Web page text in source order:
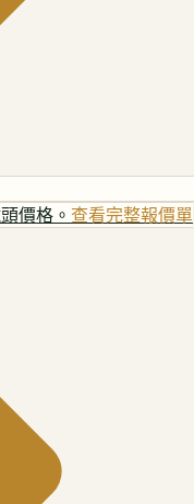
價格。 查看完整報價單